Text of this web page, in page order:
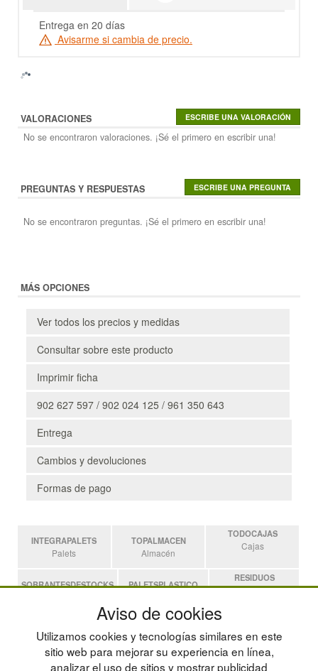
Entrega en 20 días
Avisarme si cambia de precio.
VALORACIONES
No se encontraron valoraciones. ¡Sé el primero en escribir una!
PREGUNTAS Y RESPUESTAS
No se encontraron preguntas. ¡Sé el primero en escribir una!
MÁS OPCIONES
Ver todos los precios y medidas
Consultar sobre este producto
Imprimir ficha
902 627 597 / 902 024 125 / 961 350 643
Entrega
Cambios y devoluciones
Formas de pago
INTEGRAPALETS
Palets
TOPALMACEN
Almacén
TODOCAJAS
Cajas
SOBRANTESDESTOCKS PALETSPLASTICO
RESIDUOS
Residuos
Estanterias
Aviso de cookies
Utilizamos cookies y tecnologías similares en este
sitio web para mejorar su experiencia en línea,
analizar el uso de sitios y mostrar publicidad